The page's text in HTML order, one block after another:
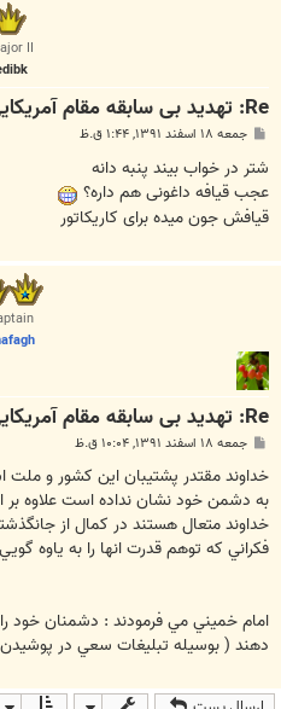
II
edibk
Re: تهدید بی سابقه مقام آمریکایی علیه ایران
پ
ت
جمعه ۱۸ اسفند ۱۳۹۱, ۱:۴۴ ق.ظ
شتر در خواب بیند پنبه دانه
عجب قیافه داغونی هم داره؟
قیافش جون میده برای کاریکاتور
Re: تهدید بی سابقه مقام آمریکایی علیه ایران
پ
ت
جمعه ۱۸ اسفند ۱۳۹۱, ۱۰:۰۴ ق.ظ
خداوند مقتدر پشتيبان اين كشور و ملت
به دشمن خود نشان نداده است علاوه بر
خداوند متعال هستند در كمال از
فكراني كه توهم قدرت انها را به ياوه
امام خميني مي فرمودند : دشمنان خود
دهند ( بوسيله تبليغات سعي در پوشيدن